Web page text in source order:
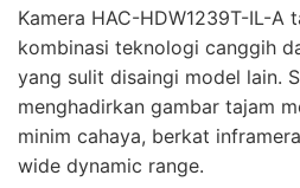
Kamera HAC-HDW1239T-IL-A
kombinasi teknologi canggih
yang sulit disaingi model lain.
menghadirkan gambar tajam
minim cahaya, berkat
wide dynamic range.